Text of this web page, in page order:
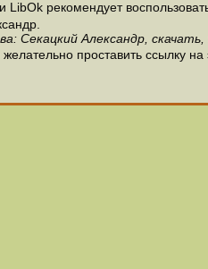
LibOk рекомендует
Секацкий Александр,
желательно проставить ссылку